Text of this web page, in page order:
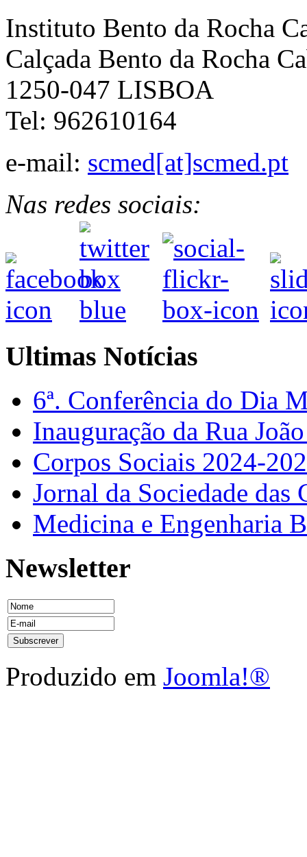
Instituto Bento da Rocha
Calçada Bento da Rocha
1250-047 LISBOA
Tel: 962610164
e-mail: scmed[at]scmed.pt
Nas redes sociais:
Ultimas Notícias
6ª. Conferência do Dia
Inauguração da Rua
Corpos Sociais 2024-
Jornal da Sociedade
Medicina e Engenharia
Newsletter
Produzido em Joomla!®